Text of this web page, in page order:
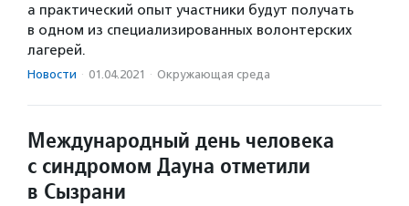
а практический опыт участники будут получать
в одном из специализированных волонтерских
лагерей.
Новости · 01.04.2021 · Окружающая среда
Международный день человека
с синдромом Дауна отметили
в Сызрани